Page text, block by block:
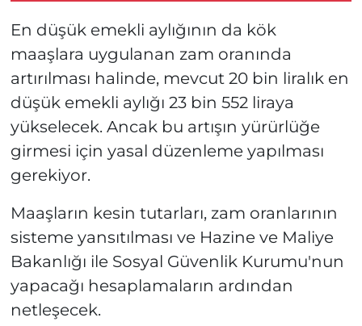
En düşük emekli aylığının da kök
maaşlara uygulanan zam oranında
artırılması halinde, mevcut 20 bin liralık en
düşük emekli aylığı 23 bin 552 liraya
yükselecek. Ancak bu artışın yürürlüğe
girmesi için yasal düzenleme yapılması
gerekiyor.
Maaşların kesin tutarları, zam oranlarının
sisteme yansıtılması ve Hazine ve Maliye
Bakanlığı ile Sosyal Güvenlik Kurumu'nun
yapacağı hesaplamaların ardından
netleşecek.